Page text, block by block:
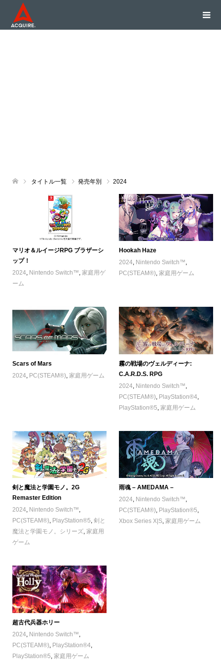
タイトル一覧 発売年別 2024
マリオ＆ルイージRPG ブラザーシ
ップ！
2024, Nintendo Switch™, 家庭用ゲ
ーム
Hookah Haze
2024, Nintendo Switch™,
PC(STEAM®),家庭用ゲーム
Scars of Mars
2024, PC(STEAM®) 家庭用ゲーム
霧の戦場のヴェルディーナ:
C.A.R.D.S. RPG
2024 Nintendo Switch™
PC(STEAM®) PlayStation®4
PlayStation®5 ,家庭用ゲーム
剣と魔法と学園モノ。2G
Remaster Edition
2024, Nintendo Switch™,
PC(STEAM®), PlayStation®5, 剣と
魔法と学園モノ。シリーズ, 家庭用
ゲーム
雨魂 – AMEDAMA –
2024, Nintendo Switch™,
PC(STEAM®), PlayStation®5,
Xbox Series X|S,家庭用ゲーム
超古代兵器ホリー
2024, Nintendo Switch™
PC(STEAM®) PlayStation®4,
PlayStation®5 家庭用ゲーム